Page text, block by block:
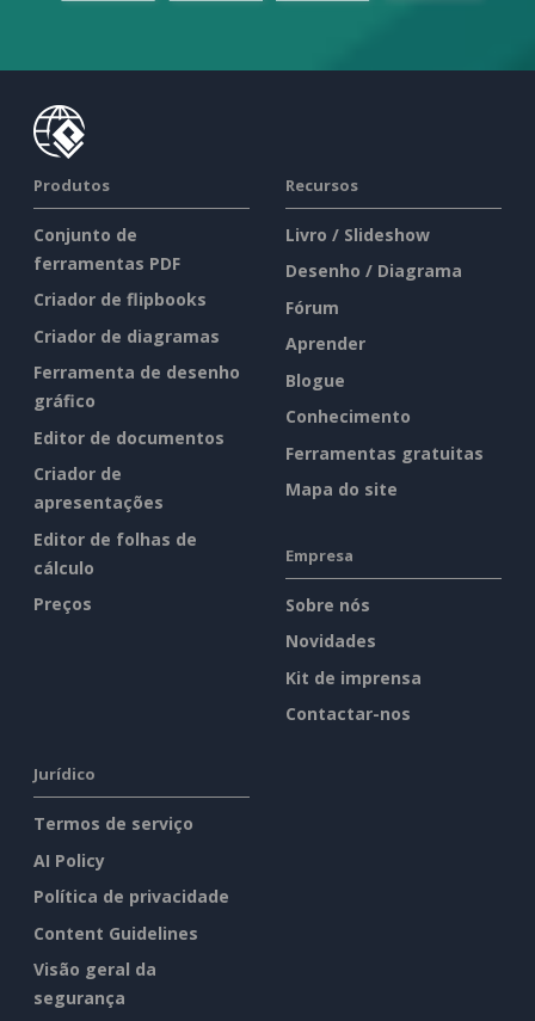
Produtos
Conjunto de
ferramentas PDF
Criador de flipbooks
Criador de diagramas
Ferramenta de desenho
gráfico
Editor de documentos
Criador de
apresentações
Editor de folhas de
cálculo
Preços
Recursos
Livro / Slideshow
Desenho / Diagrama
Fórum
Aprender
Blogue
Conhecimento
Ferramentas gratuitas
Mapa do site
Empresa
Sobre nós
Novidades
Kit de imprensa
Contactar-nos
Jurídico
Termos de serviço
AI Policy
Política de privacidade
Content Guidelines
Visão geral da
segurança